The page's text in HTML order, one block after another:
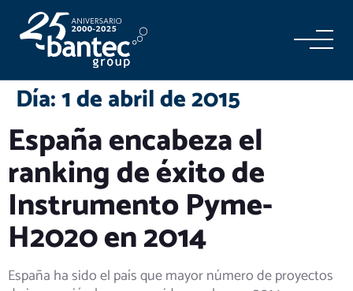
Día:1 de abril de 2015
España encabeza el
ranking de éxito de
Instrumento Pyme-
H2020 en 2014
España ha sido el país que mayor número de proyectos